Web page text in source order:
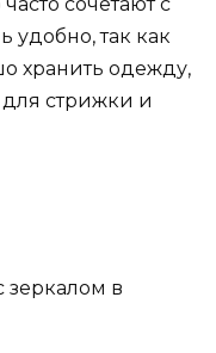
удобно, так как
хранить одежду,
стрижки и
зеркалом в